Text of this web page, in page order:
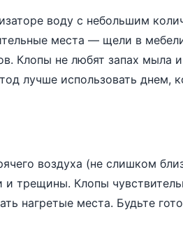
воду с небольшим
места — щели в
Клопы не любят запах мыла
лучше использовать днем,
воздуха (не слишком
и трещины. Клопы
нагретые места. Будьте